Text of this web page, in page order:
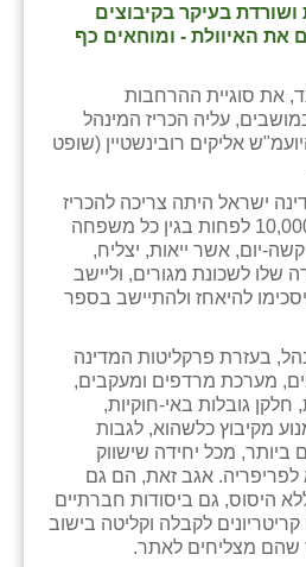
בעיקר בקיבוצים
את האיוולת - ומוחאים כף
את סוגיית ההרחבות
עליה הכריז המינהל
אליקים רובינשטיין (שופט
ישראל היתה צריכה להכריז
על "מענק מקום" של 10,000$ לפחות בגין כל משפחה
יום, אשר ייאות, יצליח,
שלו לשכונת מגורים, וליישב
להיאחז ולהתיישב בספר
בעזרת פרקליטות המדינה
מערכת מרדפים ומעקבים,
חלקן גובלות באי-חוקיות,
מקיבוץ כלשהוא, לגבות
ביותר, מכל יחידה שישווק
אגב זאת, הם גם
היסוס, גם ביסודות חברתיים
קריטריונים לקבלה וקליטה בישוב
שהם מצליחים לאתר.